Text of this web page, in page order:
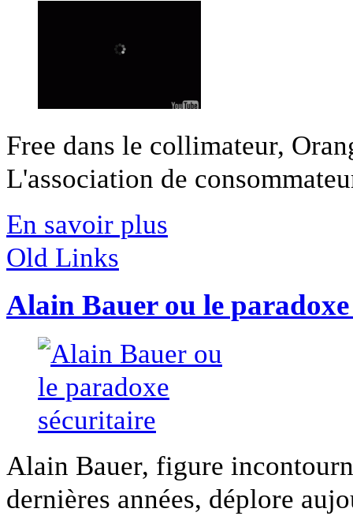
Free dans le collimateur,
L'association de
En savoir plus
Old Links
Alain Bauer ou le
Alain Bauer, figure
dernières années, déplore